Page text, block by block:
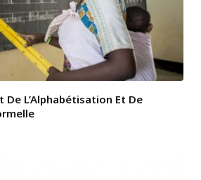
De L’Alphabétisation Et De